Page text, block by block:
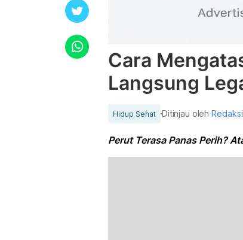
Cara
Langsung
Hidup Sehat Ditinjau oleh
Perut Terasa Panas Perih?